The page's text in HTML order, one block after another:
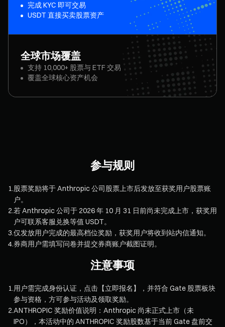
完成 KYC 即可交易
USDT 直接买卖股票资产
全球市场覆盖
支持 10,000+ 股票与 ETF 交易
覆盖全球核心资产机会
参与规则
1.股票奖励将于 Anthropic 公司股票上市后发放至获奖用户股票账
户。
2.若 Anthropic 公司于 2026 年 10 月 31 日前尚未完成上市，获奖用
户可联系客服兑换等值 USDT。
3.仅发放用户完成的最高档位奖励，获奖用户将收到站内信通知。
4.券商用户需填写问卷并提交券商账户截图证明。
注意事项
1.用户需完成身份认证，点击【立即报名】，并符合 Gate 股票板块
参与资格，方可参与活动及领取奖励。
2.ANTHROPIC 奖励价值说明：Anthropic 尚未正式上市（未
IPO），本活动中的 ANTHROPIC 奖励股数基于当前 Gate 盘前交